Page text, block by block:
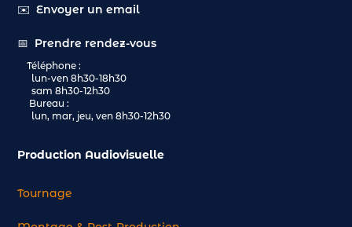
✉️Envoyer un email
📅 Prendre rendez-vous
Téléphone :
lun-ven 8h30-18h30
sam 8h30-12h30
Bureau :
lun, mar, jeu, ven 8h30-12h30
Production Audiovisuelle
Tournage